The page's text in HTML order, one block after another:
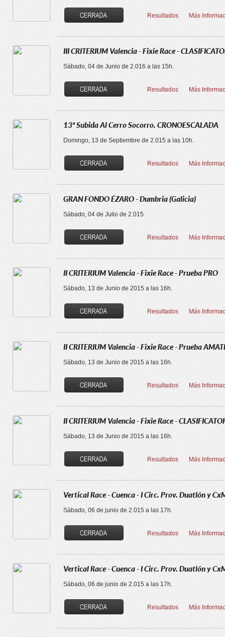
Resultados Más
III CRITERIUM Valencia - Fixie Race -
Sábado, 04 de Junio de 2.016 a las 15h.
Resultados Más
13ª Subida Al Cerro Socorro. CRONOESCALADA
Domingo, 13 de Septiembre de 2.015 a las 10h.
Resultados Más
GRAN FONDO ÉZARO - Dumbria (Galicia)
Sábado, 04 de Julio de 2.015
Resultados Más
II CRITERIUM Valencia - Fixie Race - Prueba PRO
Sábado, 13 de Junio de 2015 a las 16h.
Resultados Más
II CRITERIUM Valencia - Fixie Race - Prueba
Sábado, 13 de Junio de 2015 a las 16h.
Resultados Más
II CRITERIUM Valencia - Fixie Race -
Sábado, 13 de Junio de 2015 a las 16h.
Resultados Más
Vertical Race - Cuenca - I Circ. Prov. Duatlón y
Sábado, 06 de junio de 2.015 a las 17h.
Resultados Más
Vertical Race - Cuenca - I Circ. Prov. Duatlón y
Sábado, 06 de junio de 2.015 a las 17h.
Resultados Más